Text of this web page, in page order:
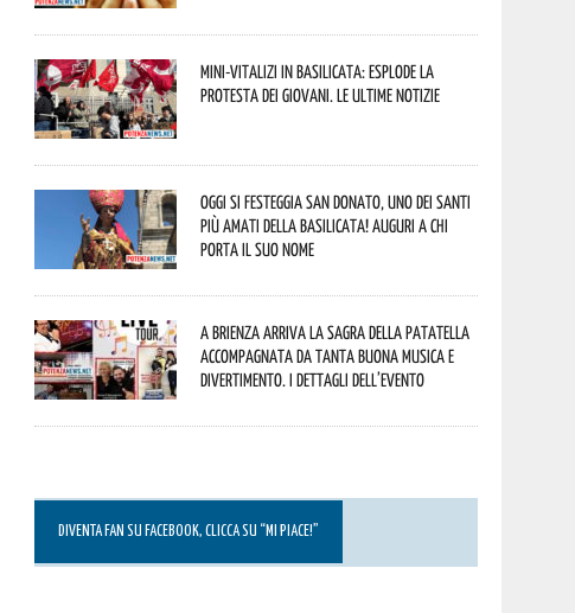
Mini-vitalizi in Basilicata: esplode la
protesta dei giovani. Le ultime notizie
Oggi si festeggia San Donato, uno dei Santi
più amati della Basilicata! Auguri a chi
porta il suo nome
A Brienza arriva la Sagra della Patatella
accompagnata da tanta buona musica e
divertimento. I dettagli dell’evento
DIVENTA FAN SU FACEBOOK, CLICCA SU “MI PIACE!”